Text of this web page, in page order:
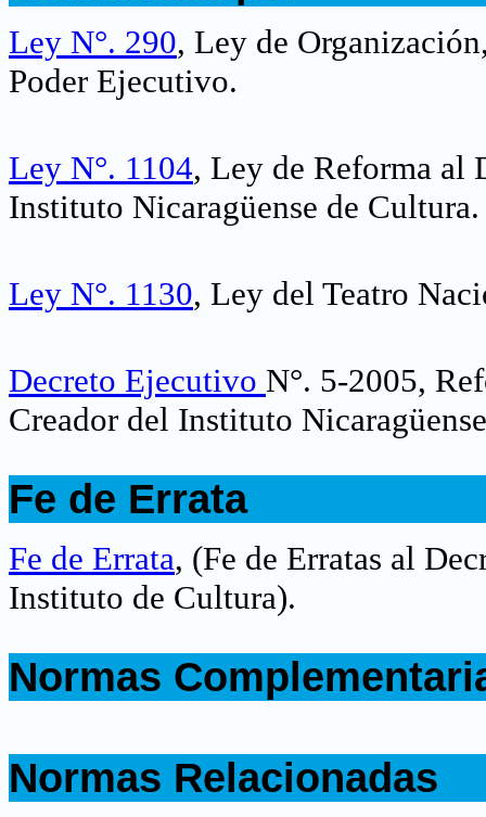
Ley N°. 290, Ley de
Poder Ejecutivo.
Ley N°. 1104, Ley de Reforma al
Instituto Nicaragüense de Cultura.
Ley N°. 1130, Ley del Teatro
Decreto Ejecutivo N°. 5-2005,
Creador del Instituto
Fe de Errata
Fe de Errata, (Fe de Erratas al
Instituto de Cultura).
Normas
Normas Relacionadas